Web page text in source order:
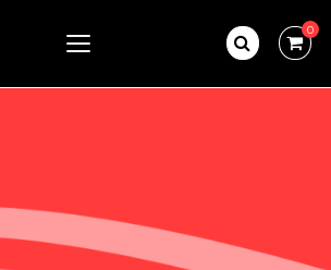
0